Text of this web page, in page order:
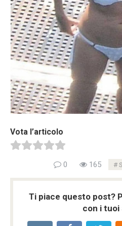
Vota l’articolo
0 165
Ti piace questo post?
con i tuoi